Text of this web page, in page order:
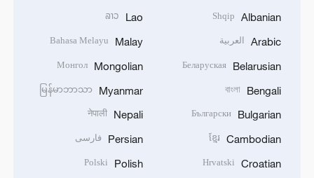
Albanian
Shqip
Arabic العربية
Belarusian
Беларуская
Bengali
বাংলা
Bulgarian
Български
Cambodian
ខ្មែរ
Croatian
Hrvatski
Lao
ລາວ
Malay
Bahasa Melayu
Mongolian
Монгол
Myanmar
မြန်မာဘာသာ
Nepali
नेपाली
Persian فارسی
Polish
Polski